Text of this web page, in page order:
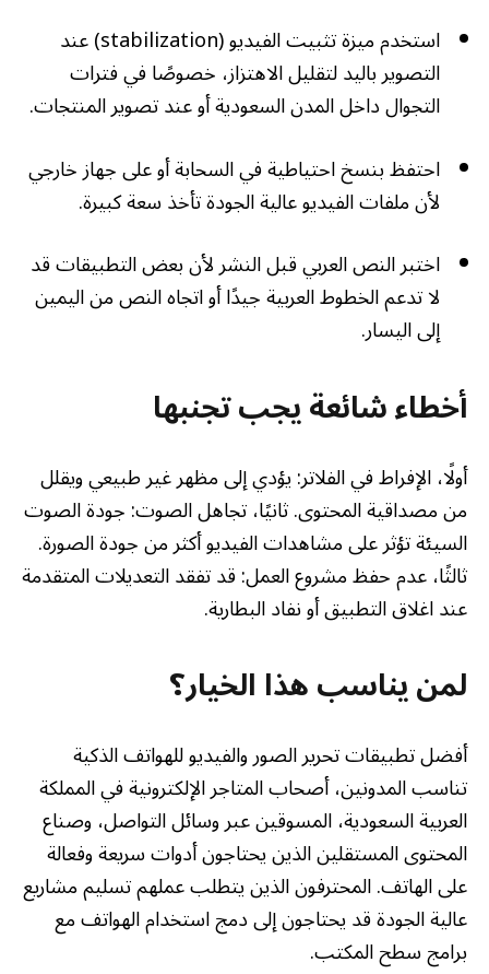
استخدم ميزة تثبيت الفيديو (stabilization) عند
التصوير باليد لتقليل الاهتزاز، خصوصًا في فترات
التجوال داخل المدن السعودية أو عند تصوير المنتجات.
احتفظ بنسخ احتياطية في السحابة أو على جهاز خارجي
لأن ملفات الفيديو عالية الجودة تأخذ سعة كبيرة.
اختبر النص العربي قبل النشر لأن بعض التطبيقات قد
لا تدعم الخطوط العربية جيدًا أو اتجاه النص من اليمين
إلى اليسار.
أخطاء شائعة يجب تجنبها
أولًا، الإفراط في الفلاتر: يؤدي إلى مظهر غير طبيعي ويقلل
من مصداقية المحتوى. ثانيًا، تجاهل الصوت: جودة الصوت
السيئة تؤثر على مشاهدات الفيديو أكثر من جودة الصورة.
ثالثًا، عدم حفظ مشروع العمل: قد تفقد التعديلات المتقدمة
عند اغلاق التطبيق أو نفاد البطارية.
لمن يناسب هذا الخيار؟
أفضل تطبيقات تحرير الصور والفيديو للهواتف الذكية
تناسب المدونين، أصحاب المتاجر الإلكترونية في المملكة
العربية السعودية، المسوقين عبر وسائل التواصل، وصناع
المحتوى المستقلين الذين يحتاجون أدوات سريعة وفعالة
على الهاتف. المحترفون الذين يتطلب عملهم تسليم مشاريع
عالية الجودة قد يحتاجون إلى دمج استخدام الهواتف مع
برامج سطح المكتب.